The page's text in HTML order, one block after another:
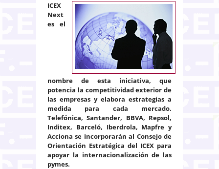
ICEX
Next
es el
nombre de esta iniciativa, que
potencia la competitividad exterior de
las empresas y elabora estrategias a
medida para cada mercado.
Telefónica, Santander, BBVA, Repsol,
Inditex, Barceló, Iberdrola, Mapfre y
Acciona se incorporarán al Consejo de
Orientación Estratégica del ICEX para
apoyar la internacionalización de las
pymes.